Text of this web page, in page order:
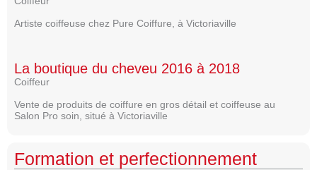
Artiste coiffeuse chez Pure Coiffure, à Victoriaville
La boutique du cheveu 2016 à 2018
Coiffeur
Vente de produits de coiffure en gros détail et coiffeuse au
Salon Pro soin, situé à Victoriaville
Formation et perfectionnement